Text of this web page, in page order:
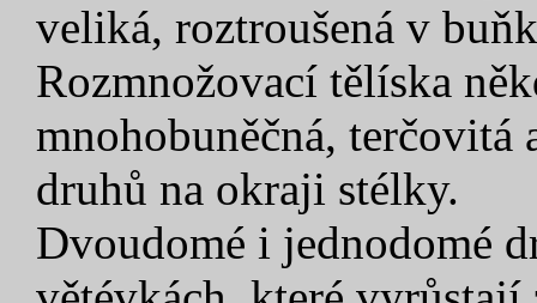
veliká, roztroušená v
Rozmnožovací tělíska
mnohobuněčná, terčovitá
druhů na okraji stélky.
Dvoudomé i jednodomé